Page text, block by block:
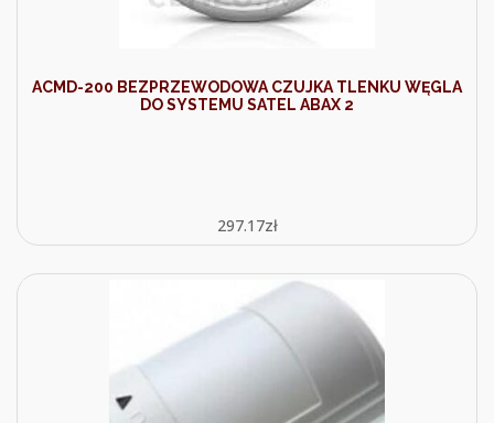
ACMD-200 BEZPRZEWODOWA CZUJKA TLENKU WĘGLA
DO SYSTEMU SATEL ABAX 2
297.17zł